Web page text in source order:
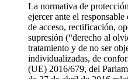
La normativa de
ejercer ante el
de acceso, rectificación,
supresión (“derecho al
tratamiento y de no ser
individualizadas, de
(UE) 2016/679, del